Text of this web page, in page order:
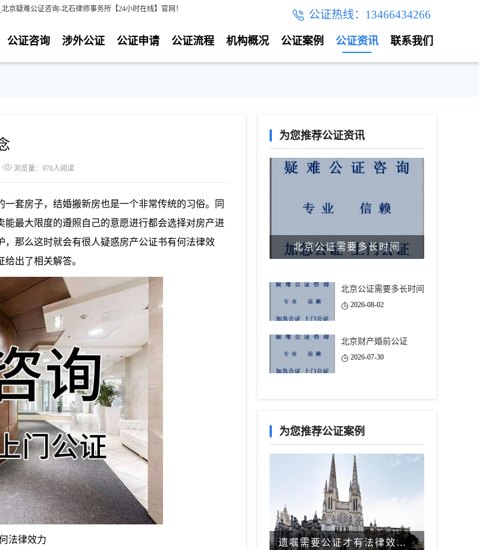
京疑难公证咨询-北石律师事务所【24小时在线】官网！ 公证热线：13466434266
联系我们
公证资讯
公证案例
机构概况
公证流程
公证申请
涉外公证
公证咨询
浏览量：978人阅读
套房子，结婚搬新房也是一个非常传统的习俗。同
最大限度的遵照自己的意愿进行都会选择对房产进
那么这时就会有很人疑惑房产公证书有何法律效
出了相关解答。
法律效力
为您推荐公证资讯
北京公证需要多长时间
北京公证需要多长时间
2026-08-02
北京财产婚前公证
2026-07-30
为您推荐公证案例
遗嘱需要公证才有法律效力吗？